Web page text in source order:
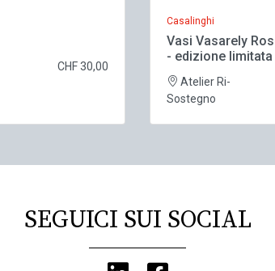
CHF 30,00
Casalinghi
Vasi Vasarely
- edizione limitata
Atelier Ri-
Sostegno
SEGUICI SUI SOCIAL